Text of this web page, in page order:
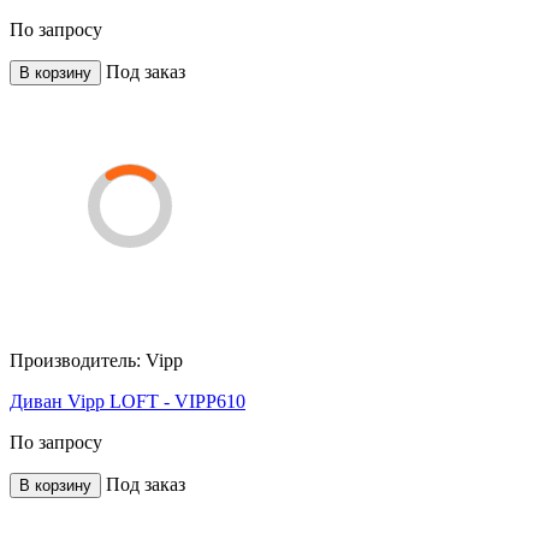
По запросу
В корзину Под заказ
Производитель: Vipp
Диван Vipp LOFT - VIPP610
По запросу
В корзину Под заказ